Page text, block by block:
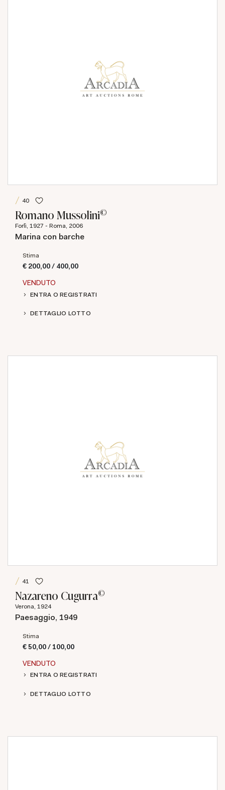
40
Romano Mussolini©
Forlì, 1927 - Roma, 2006
Marina con barche
Stima
€ 200,00 / 400,00
VENDUTO
ENTRA O REGISTRATI
DETTAGLIO LOTTO
41
Nazareno Cugurra©
Verona, 1924
Paesaggio, 1949
Stima
€ 50,00 / 100,00
VENDUTO
ENTRA O REGISTRATI
DETTAGLIO LOTTO